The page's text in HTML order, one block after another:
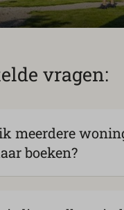
vragen:
meerdere
boeken?